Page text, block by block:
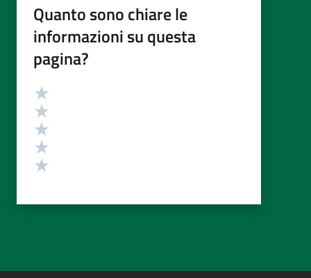
Quanto sono chiare le
informazioni su questa
pagina?
Valutazione